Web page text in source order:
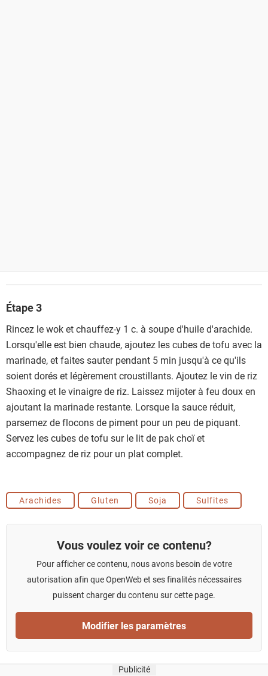
Étape 3
Rincez le wok et chauffez-y 1 c. à soupe d'huile d'arachide.
Lorsqu'elle est bien chaude, ajoutez les cubes de tofu avec la
marinade, et faites sauter pendant 5 min jusqu'à ce qu'ils
soient dorés et légèrement croustillants. Ajoutez le vin de riz
Shaoxing et le vinaigre de riz. Laissez mijoter à feu doux en
ajoutant la marinade restante. Lorsque la sauce réduit,
parsemez de flocons de piment pour un peu de piquant.
Servez les cubes de tofu sur le lit de pak choï et
accompagnez de riz pour un plat complet.
Arachides Gluten Soja Sulfites
Vous voulez voir ce contenu?
Pour afficher ce contenu, nous avons besoin de votre
autorisation afin que OpenWeb et ses finalités nécessaires
puissent charger du contenu sur cette page.
Modifier les paramètres
Publicité